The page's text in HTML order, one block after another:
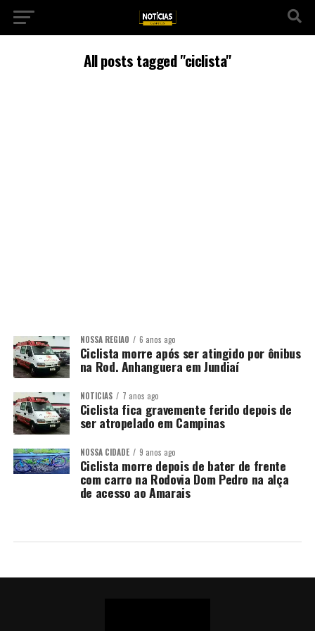
All posts tagged "ciclista"
NOSSA REGIÃO 6 anos ago
Ciclista morre após ser atingido por ônibus
na Rod. Anhanguera em Jundiaí
NOTÍCIAS 7 anos ago
Ciclista fica gravemente ferido depois de
ser atropelado em Campinas
NOSSA CIDADE 9 anos ago
Ciclista morre depois de bater de frente
com carro na Rodovia Dom Pedro na alça
de acesso ao Amarais